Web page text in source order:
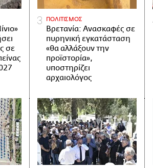
σε
ΠΟΛΙΤΙΣΜΟΣ
Βρετανία: Ανασκαφές σε
πυρηνική εγκατάσταση
«θα αλλάξουν την
προϊστορία»,
υποστηρίζει
αρχαιολόγος